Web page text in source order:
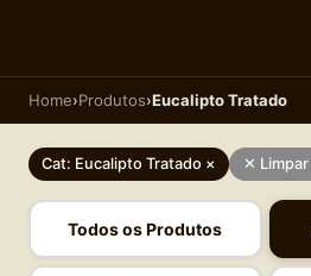
Home›Produtos›Eucalipto Tratado
Cat: Eucalipto Tratado × ✕
Todos os Produtos